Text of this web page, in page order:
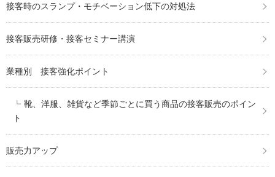
接客時のスランプ・モチベーション低下の対処法
接客販売研修・接客セミナー講演
業種別 接客強化ポイント
靴、洋服、雑貨など季節ごとに買う商品の接客販売のポイン
ト
販売力アップ